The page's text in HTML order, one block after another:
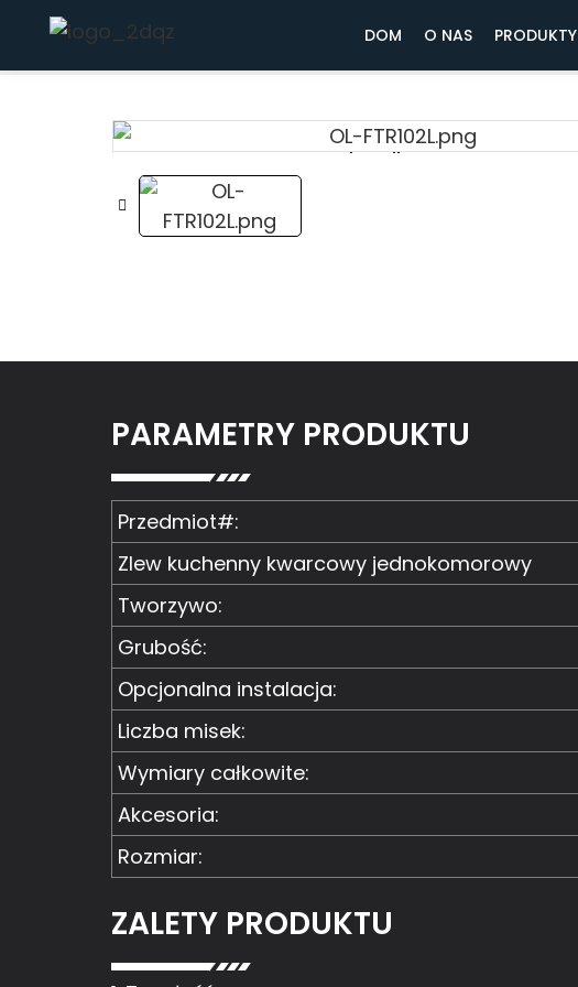
DOM O NAS PRODUKTY
Dom Pojedyncza miska kwarcowa
Loading...
Loading...
PARAMETRY PRODUKTU
Przedmiot#:
Zlew kuchenny kwarcowy jednokomorowy
Tworzywo:
Grubość:
Opcjonalna instalacja:
Liczba misek:
Wymiary całkowite:
Akcesoria:
Rozmiar:
ZALETY PRODUKTU